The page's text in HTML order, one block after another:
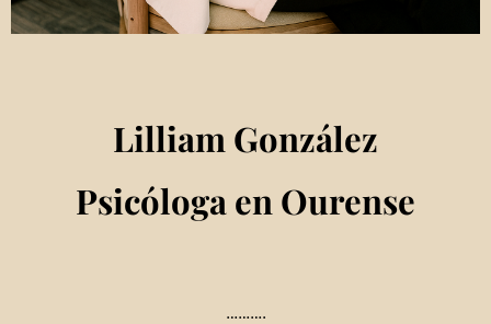
Lilliam González
Psicóloga en Ourense
……….